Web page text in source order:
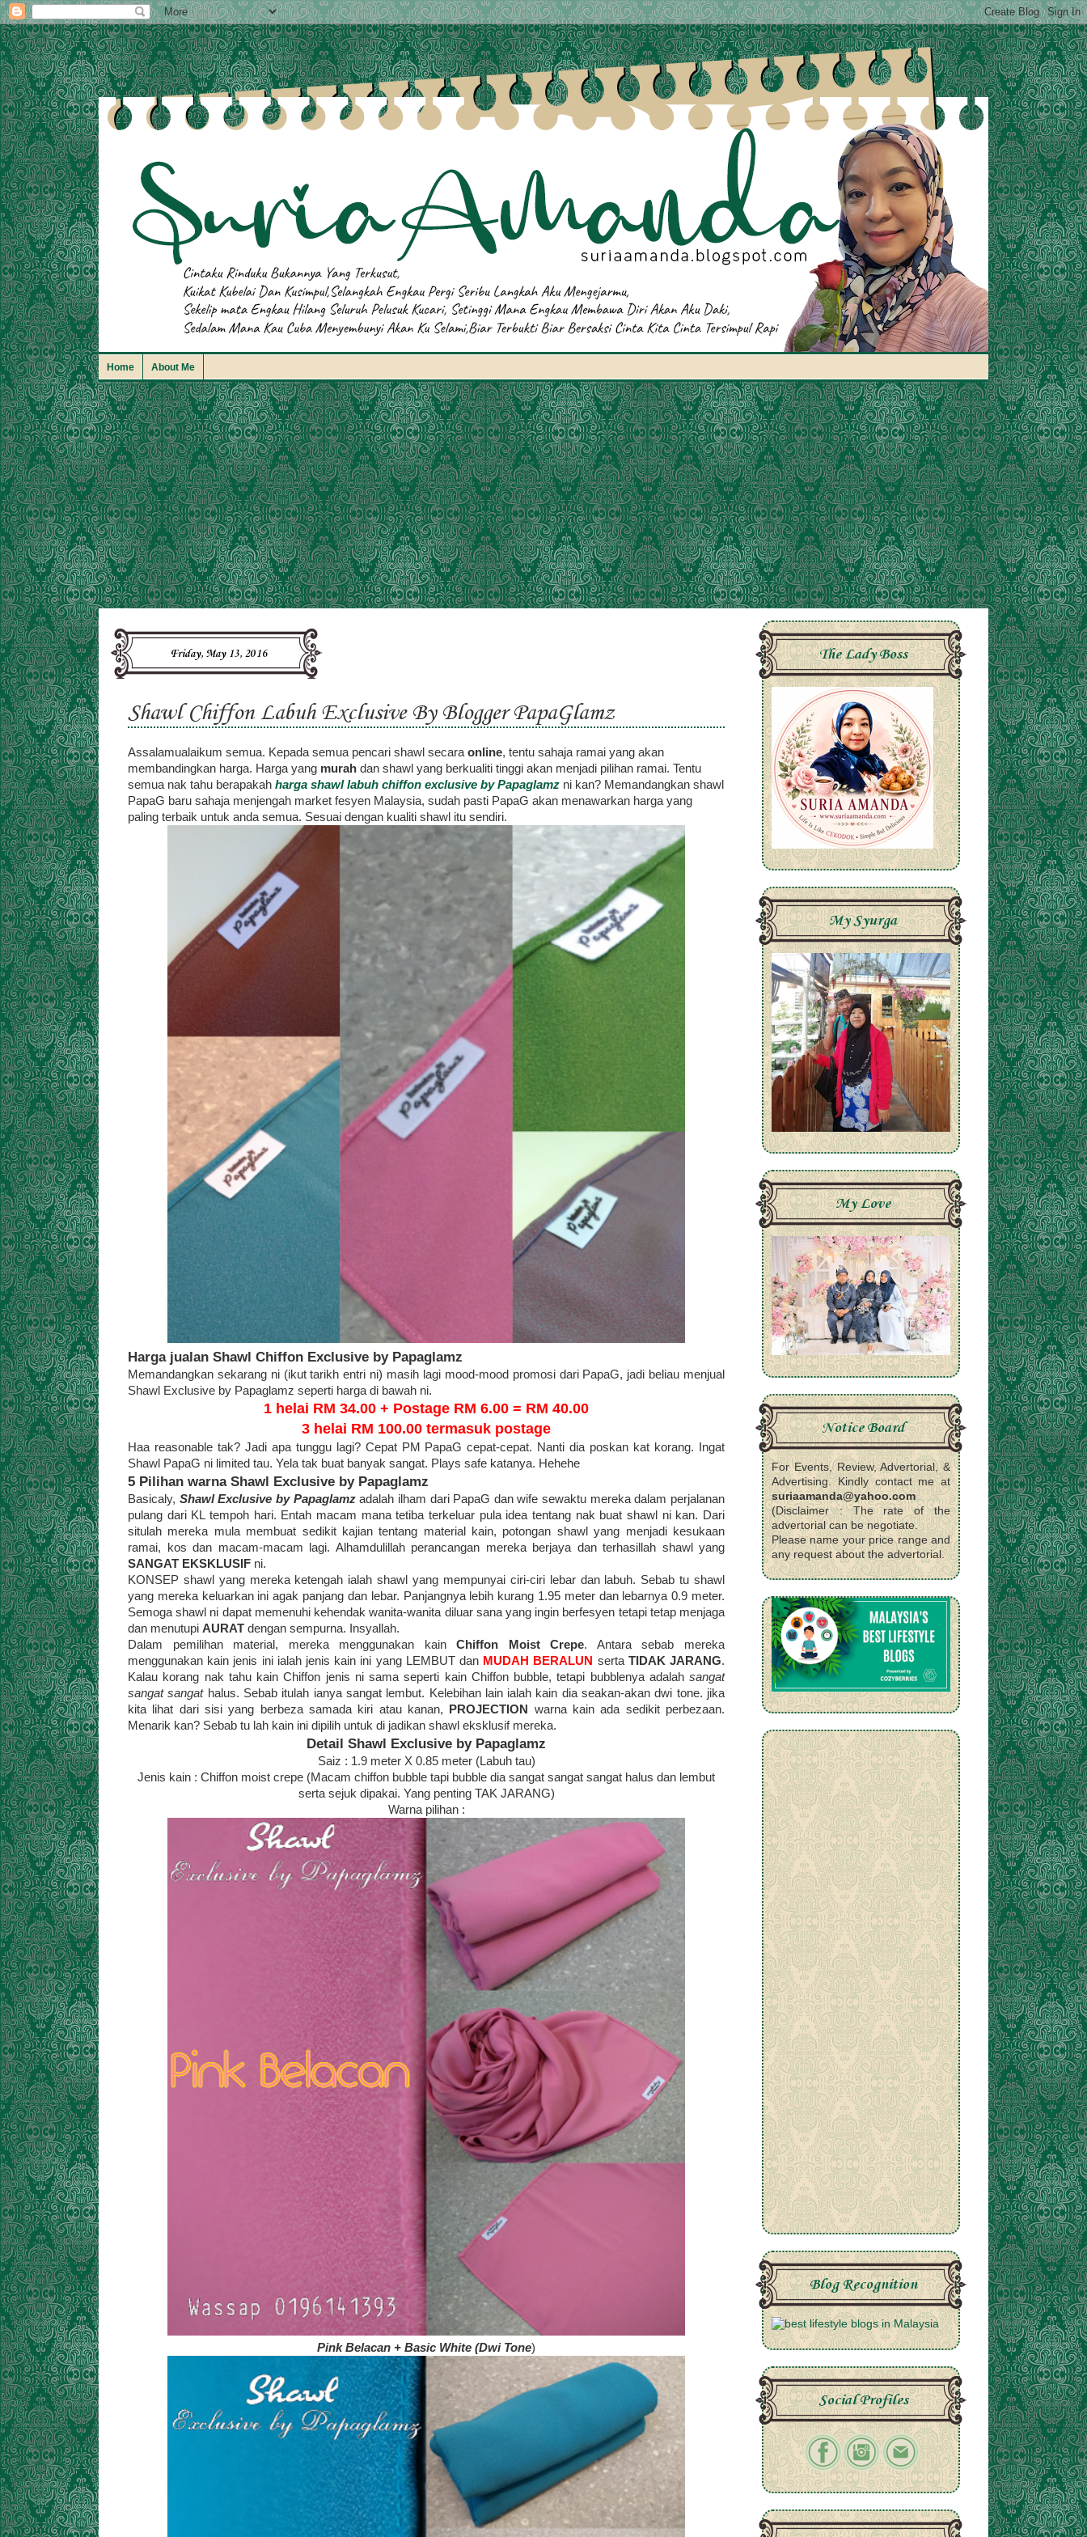
Home About Me
Friday, May 13, 2016
Shawl Chiffon Labuh Exclusive By Blogger PapaGlamz
Assalamualaikum semua. Kepada semua pencari shawl secara online, tentu sahaja ramai yang akan
membandingkan harga. Harga yang murah dan shawl yang berkualiti tinggi akan menjadi pilihan ramai. Tentu
semua nak tahu berapakah harga shawl labuh chiffon exclusive by Papaglamz ni kan? Memandangkan shawl
PapaG baru sahaja menjengah market fesyen Malaysia, sudah pasti PapaG akan menawarkan harga yang
paling terbaik untuk anda semua. Sesuai dengan kualiti shawl itu sendiri.
Harga jualan Shawl Chiffon Exclusive by Papaglamz
Memandangkan sekarang ni (ikut tarikh entri ni) masih lagi mood-mood promosi dari PapaG, jadi beliau menjual
Shawl Exclusive by Papaglamz seperti harga di bawah ni.
1 helai RM 34.00 + Postage RM 6.00 = RM 40.00
3 helai RM 100.00 termasuk postage
Haa reasonable tak? Jadi apa tunggu lagi? Cepat PM PapaG cepat-cepat. Nanti dia poskan kat korang. Ingat
Shawl PapaG ni limited tau. Yela tak buat banyak sangat. Plays safe katanya. Hehehe
5 Pilihan warna Shawl Exclusive by Papaglamz
Basicaly, Shawl Exclusive by Papaglamzadalah ilham dari PapaG dan wife sewaktu mereka dalam perjalanan
pulang dari KL tempoh hari. Entah macam mana tetiba terkeluar pula idea tentang nak buat shawl ni kan. Dari
situlah mereka mula membuat sedikit kajian tentang material kain, potongan shawl yang menjadi kesukaan
ramai, kos dan macam-macam lagi. Alhamdulillah perancangan mereka berjaya dan terhasillah shawl yang
SANGAT EKSKLUSIF ni.
KONSEP shawl yang mereka ketengah ialah shawl yang mempunyai ciri-ciri lebar dan labuh. Sebab tu shawl
yang mereka keluarkan ini agak panjang dan lebar. Panjangnya lebih kurang 1.95 meter dan lebarnya 0.9 meter.
Semoga shawl ni dapat memenuhi kehendak wanita-wanita diluar sana yang ingin berfesyen tetapi tetap menjaga
dan menutupi AURAT dengan sempurna. Insyallah.
Dalam pemilihan material, mereka menggunakan kainChiffon Moist Crepe. Antara sebab mereka
menggunakan kain jenis ini ialah jenis kain ini yang LEMBUT dan MUDAH BERALUN serta TIDAK JARANG.
Kalau korang nak tahu kain Chiffon jenis ni sama seperti kain Chiffon bubble, tetapi bubblenya adalah sangat
sangat sangathalus. Sebab itulah ianya sangat lembut. Kelebihan lain ialah kain dia seakan-akan dwi tone. jika
kita lihat dari sisi yang berbeza samada kiri atau kanan,
PROJECTION
warna kain ada sedikit perbezaan.
Menarik kan? Sebab tu lah kain ini dipilih untuk di jadikan shawl eksklusif mereka.
Detail Shawl Exclusive by Papaglamz
Saiz : 1.9 meter X 0.85 meter (Labuh tau)
Jenis kain : Chiffon moist crepe (Macam chiffon bubble tapi bubble dia sangat sangat sangat halus dan lembut
serta sejuk dipakai. Yang penting TAK JARANG)
Warna pilihan :
Pink Belacan + Basic White (Dwi Tone)
The Lady Boss
My Syurga
My Love
Notice Board
For Events, Review, Advertorial, &
Advertising. Kindly contact me at
suriaamanda@yahoo.com
(Disclaimer : The rate of the
advertorial can be negotiate.
Please name your price range and
any request about the advertorial.
Blog Recognition
Social Profiles